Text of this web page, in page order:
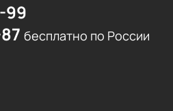
99
бесплатно по России